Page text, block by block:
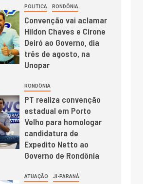
POLITICA RONDÔNIA
Convenção vai aclamar
Hildon Chaves e Cirone
Deiró ao Governo, dia
três de agosto, na
Unopar
RONDÔNIA
PT realiza convenção
estadual em Porto
Velho para homologar
candidatura de
Expedito Netto ao
Governo de Rondônia
ATUAÇÃO JI-PARANÁ